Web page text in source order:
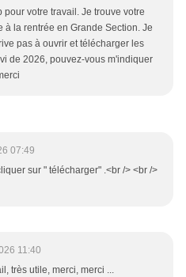
pour votre travail. Je trouve votre
à la rentrée en Grande Section. Je
pas à ouvrir et télécharger les
de 2026, pouvez-vous m'indiquer
07:49
sur " télécharger" .<br /> <br />
11:40
très utile, merci, merci ...